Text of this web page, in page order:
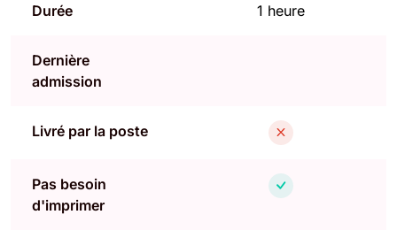
Durée 1 heure
Dernière
admission
Livré par la poste
Pas besoin
d'imprimer